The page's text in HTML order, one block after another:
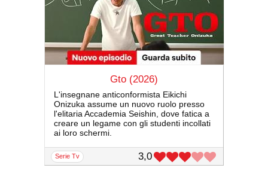
Gto (2026)
L'insegnane anticonformista Eikichi
Onizuka assume un nuovo ruolo presso
l'elitaria Accademia Seishin, dove fatica a
creare un legame con gli studenti incollati
ai loro schermi.
serie Tv 3,0